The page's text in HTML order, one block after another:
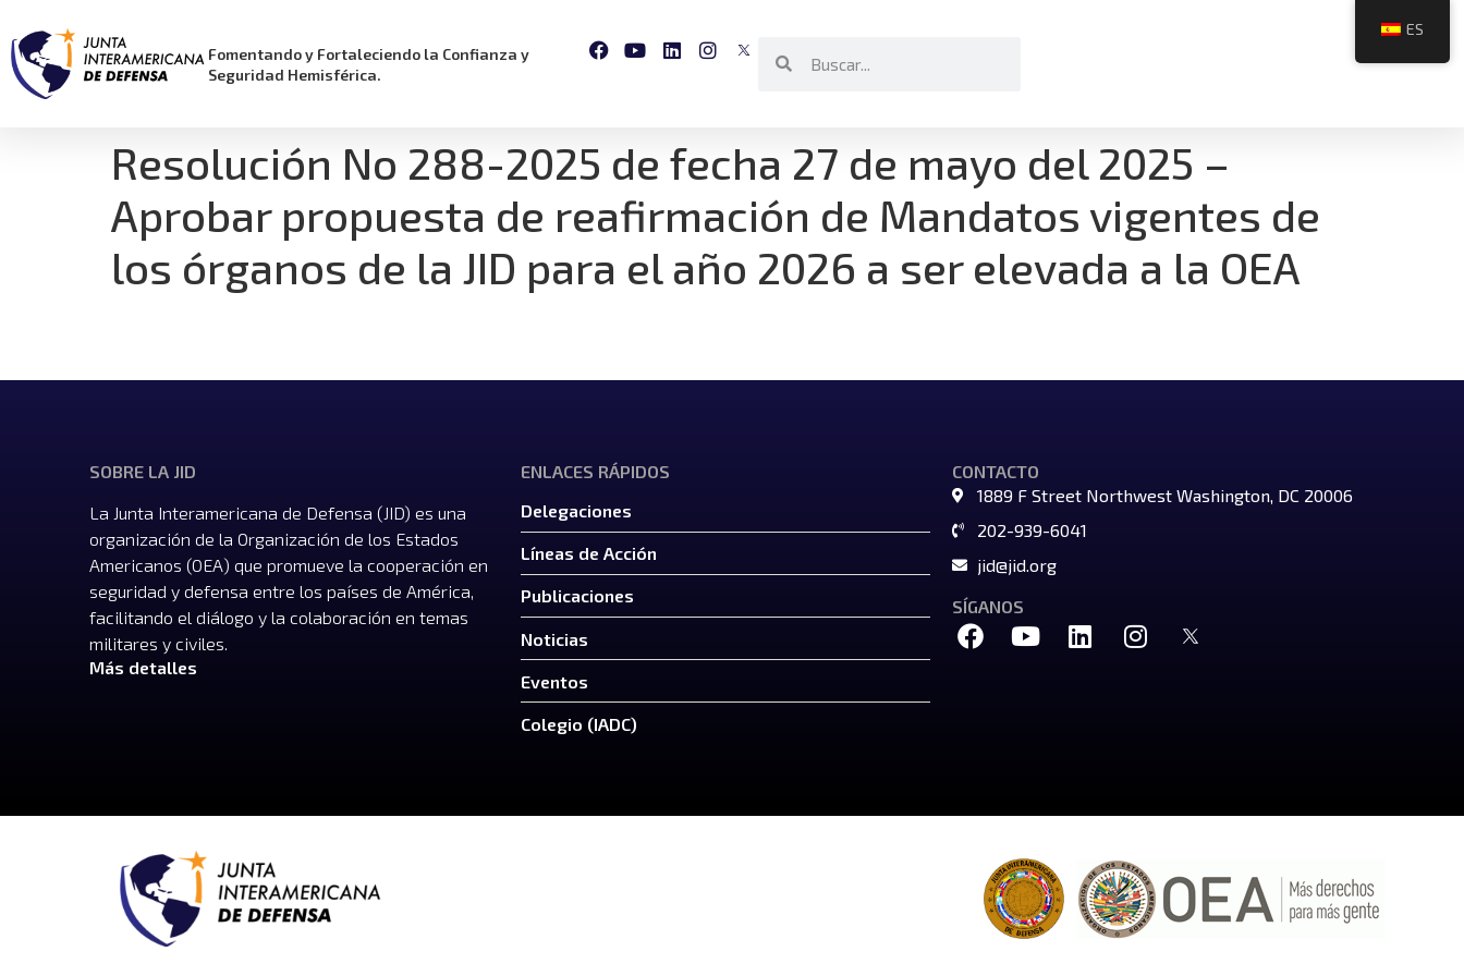
Fomentando y Fortaleciendo la Confianza y
Seguridad Hemisférica.
Resolución No 288-2025 de fecha 27 de mayo del 2025 –
Aprobar propuesta de reafirmación de Mandatos vigentes de
los órganos de la JID para el año 2026 a ser elevada a la OEA
SOBRE LA JID
La Junta Interamericana de Defensa (JID) es una
organización de la Organización de los Estados
Americanos (OEA) que promueve la cooperación en
seguridad y defensa entre los países de América,
facilitando el diálogo y la colaboración en temas
militares y civiles.
Más detalles
ENLACES RÁPIDOS
Delegaciones
Líneas de Acción
Publicaciones
Noticias
Eventos
Colegio (IADC)
CONTACTO
1889 F Street Northwest Washington, DC 20006
202-939-6041
jid@jid.org
SÍGANOS
ES